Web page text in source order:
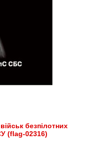
безпілотних
(flag-02316)